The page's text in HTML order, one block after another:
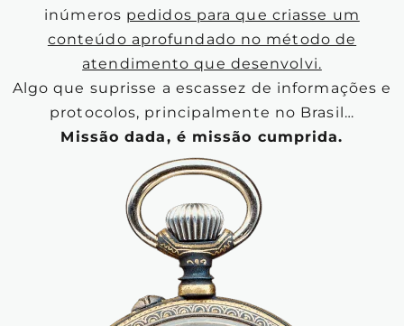
inúmeros pedidos para que criasse um
conteúdo aprofundado no método de
atendimento que desenvolvi.
Algo que suprisse a escassez de informações e
protocolos, principalmente no Brasil…
Missão dada, é missão cumprida.